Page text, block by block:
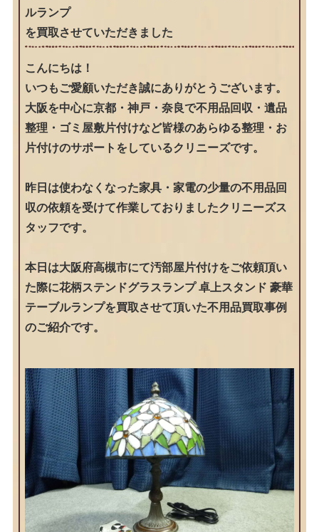
ルランプ
を買取させていただきました
こんにちは！
いつもご愛顧いただき誠にありがとうございます。
大阪を中心に京都・神戸・奈良で不用品回収・遺品
整理・ゴミ屋敷片付けなど皆様のあらゆる整理・お
片付けのサポートをしているクリニーズです。
昨日は使わなくなった家具・家電の少量の不用品回
収の依頼を受けて作業しておりましたクリニーズス
タッフです。
本日は大阪府高槻市にて汚部屋片付けをご依頼頂い
た際に花柄ステンドグラスランプ 卓上スタンド 豪華
テーブルランプを買取させて頂いた不用品買取事例
のご紹介です。